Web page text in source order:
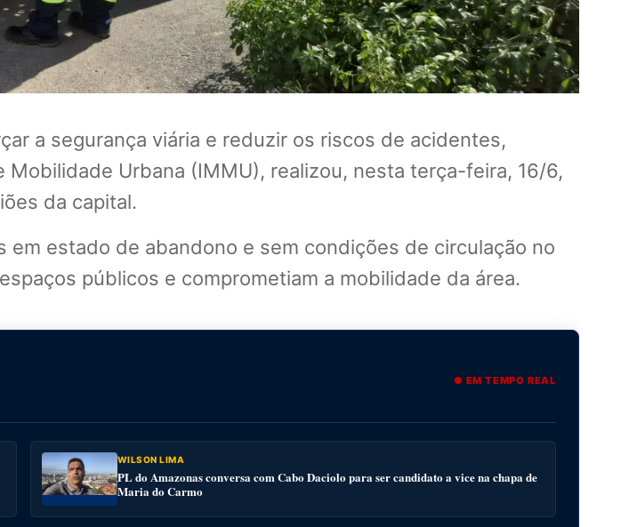
a segurança viária e reduzir os riscos de acidentes,
Urbana (IMMU), realizou, nesta terça-feira, 16/6,
da capital.
estado de abandono e sem condições de circulação no
públicos e comprometiam a mobilidade da área.
● EM TEMPO REAL
WILSON LIMA
PL do Amazonas conversa com Cabo Daciolo para ser candidato a vice na chapa de
Maria do Carmo